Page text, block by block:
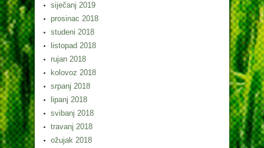
siječanj 2019
prosinac 2018
studeni 2018
listopad 2018
rujan 2018
kolovoz 2018
srpanj 2018
lipanj 2018
svibanj 2018
travanj 2018
ožujak 2018